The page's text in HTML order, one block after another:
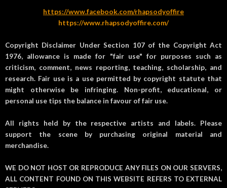
https://www.facebook.com/rhapsodyoffire
https://www.rhapsodyoffire.com/
Copyright Disclaimer Under Section 107 of the Copyright Act
1976, allowance is made for "fair use" for purposes such as
criticism, comment, news reporting, teaching, scholarship, and
research. Fair use is a use permitted by copyright statute that
might otherwise be infringing. Non-profit, educational, or
personal use tips the balance in favour of fair use.
All rights held by the respective artists and labels. Please
support the scene by purchasing original material and
merchandise.
WE DO NOT HOST OR REPRODUCE ANY FILES ON OUR SERVERS,
ALL CONTENT FOUND ON THIS WEBSITE REFERS TO EXTERNAL